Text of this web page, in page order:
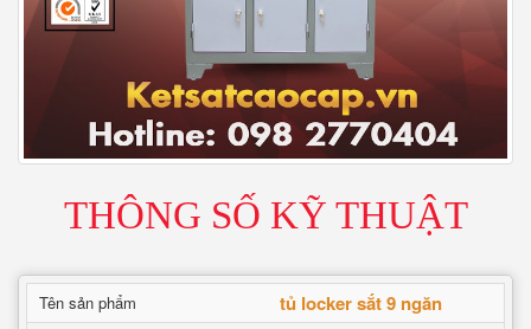
THÔNG SỐ KỸ THUẬT
Tên sản phẩm tủ locker sắt 9 ngăn